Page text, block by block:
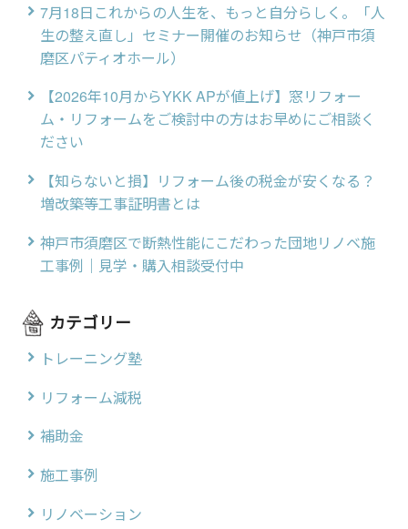
7月18日これからの人生を、もっと自分らしく。「人
生の整え直し」セミナー開催のお知らせ（神戸市須
磨区パティオホール）
【2026年10月からYKK APが値上げ】窓リフォー
ム・リフォームをご検討中の方はお早めにご相談く
ださい
【知らないと損】リフォーム後の税金が安くなる？
増改築等工事証明書とは
神戸市須磨区で断熱性能にこだわった団地リノベ施
工事例｜見学・購入相談受付中
カテゴリー
トレーニング塾
リフォーム減税
補助金
施工事例
リノベーション